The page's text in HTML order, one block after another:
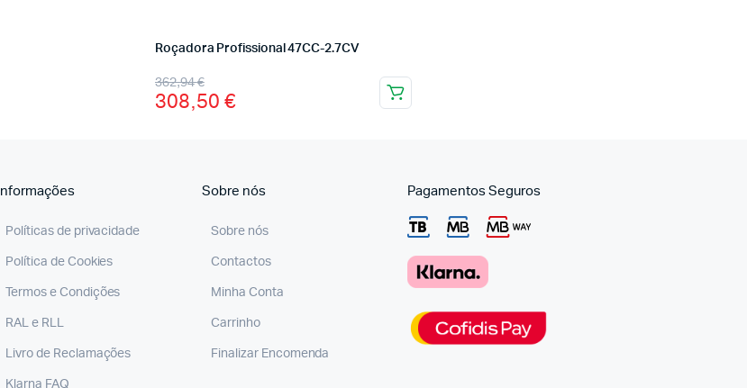
Roçadora Profissional 47CC-2.7CV
362,94€
308,50 €
Informações
Políticas de privacidade
Política de Cookies
Termos e Condições
RAL e RLL
Livro de Reclamações
Klarna FAQ
Sobre nós
Sobre nós
Contactos
Minha Conta
Carrinho
Finalizar Encomenda
Pagamentos Seguros